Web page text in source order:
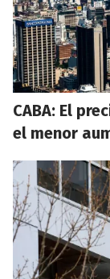
CABA: El
el menor